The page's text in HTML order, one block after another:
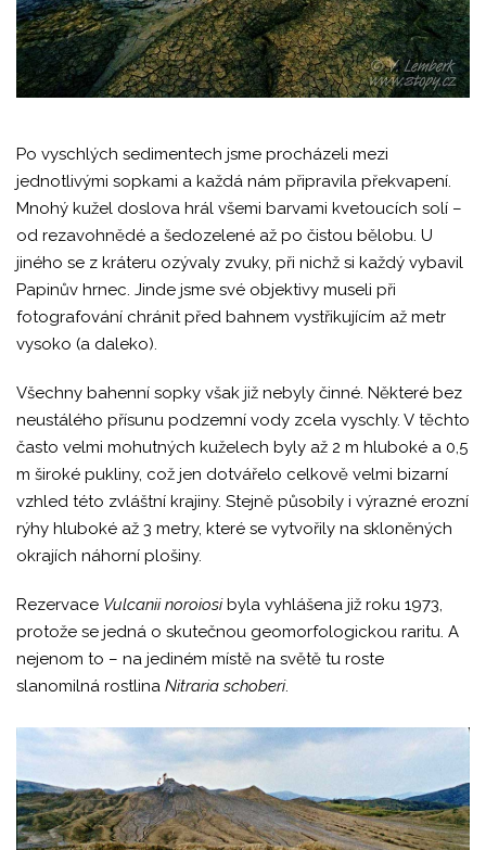
Po vyschlých sedimentech jsme procházeli mezi
jednotlivými sopkami a každá nám připravila překvapení.
Mnohý kužel doslova hrál všemi barvami kvetoucích solí –
od rezavohnědé a šedozelené až po čistou bělobu. U
jiného se z kráteru ozývaly zvuky, při nichž si každý vybavil
Papinův hrnec. Jinde jsme své objektivy museli při
fotografování chránit před bahnem vystřikujícím až metr
vysoko (a daleko).
Všechny bahenní sopky však již nebyly činné. Některé bez
neustálého přísunu podzemní vody zcela vyschly. V těchto
často velmi mohutných kuželech byly až 2 m hluboké a 0,5
m široké pukliny, což jen dotvářelo celkově velmi bizarní
vzhled této zvláštní krajiny. Stejně působily i výrazné erozní
rýhy hluboké až 3 metry, které se vytvořily na skloněných
okrajích náhorní plošiny.
Rezervace Vulcanii noroiosibyla vyhlášena již roku 1973,
protože se jedná o skutečnou geomorfologickou raritu. A
nejenom to – na jediném místě na světě tu roste
slanomilná rostlina Nitraria schoberi.